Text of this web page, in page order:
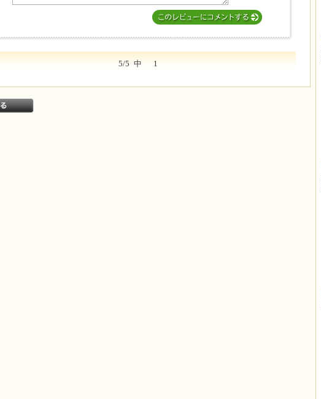
5/5 中 1